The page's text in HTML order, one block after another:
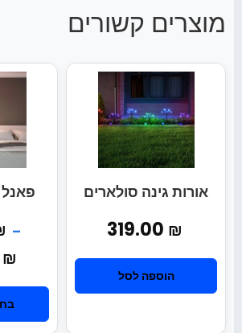
מוצרים קשורים
אורות גינה סולארים
319.00 ₪
הוספה לסל
–
₪